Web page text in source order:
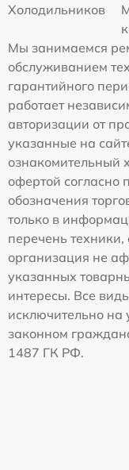
Холодильников
Мы занимаемся
обслуживанием
гарантийного
работает
авторизации от
указанные на
ознакомительный
офертой согласно
обозначения
только в
перечень
организация не
указанных
интересы. Все
исключительно на
законном
1487 ГК РФ.